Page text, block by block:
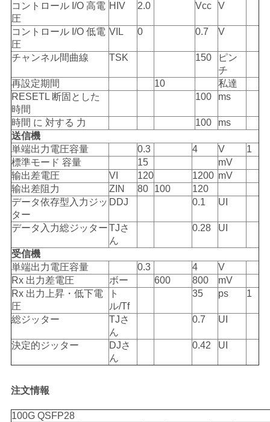
バ
シ
ー
ポ
リ
シ
ー
コントロール I/O 高電
圧
HIV 2.0 Vcc V
コントロール I/O 低電
圧
VIL 0 0.7 V
チャンネル間曲線 TSK 150
ピン
チ
再設定期間
10
私達
RESETL 断固とした
時間
100 ms
時間 に 対する 力 100
ms
送信機
単端出力電圧容量
0.3 4 V
1
標準モード 容量
15
mV
输出差電圧
VI 120 1200 mV
输出差阻力
ZIN 80 100
120
データ依存型入力ジッ
ター
DDJ 0.1 UI
データ入力総ジッターTJさ
ん
0.28 UI
受信機
単端出力電圧容量
0.3 4
V
Rx 出力差電圧
ボー 600 800
mV
Rx 出力上昇・低下電
圧
ト
ル/Tf
35 ps 1
総ジッター
TJさ
ん
0.7 UI
決定的ジッター
DJさ
ん
0.42 UI
注文情報
100G QSFP28